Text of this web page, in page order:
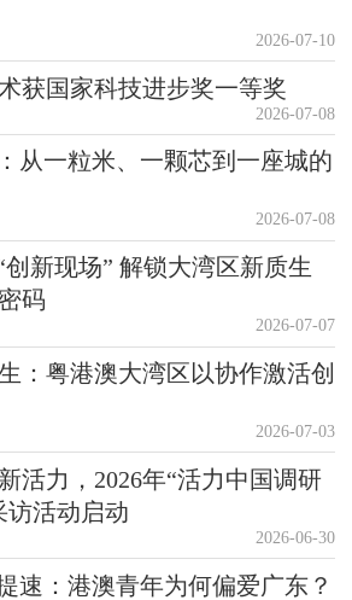
2026-07-10
获国家科技进步奖一等奖
2026-07-08
从一粒米、一颗芯到一座城的
2026-07-08
创新现场” 解锁大湾区新质生
码
2026-07-07
：粤港澳大湾区以协作激活创
2026-07-03
活力，2026年“活力中国调研
访活动启动
2026-06-30
速：港澳青年为何偏爱广东？